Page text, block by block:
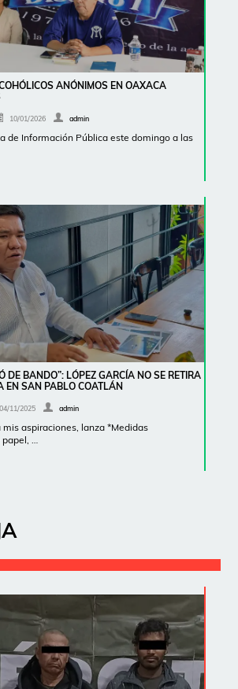
ANÓNIMOS EN OAXACA
10/01/2026 admin
de Información Pública este domingo a las
DE BANDO”: LÓPEZ GARCÍA NO SE RETIRA
EN SAN PABLO COATLÁN
04/11/2025 admin
aspiraciones, lanza *Medidas
…